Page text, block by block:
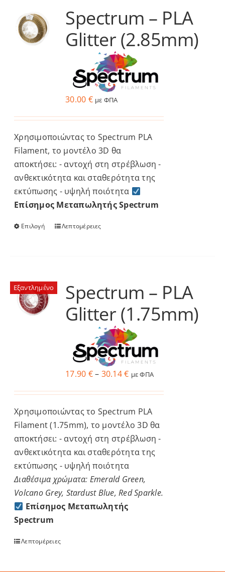
Services
Academy
Software
Blog
Επικοινωνία
Spectrum – PLA
Glitter (2.85mm)
30.00 € με ΦΠΑ
Χρησιμοποιώντας το Spectrum PLA
Filament, το μοντέλο 3D θα
αποκτήσει: - αντοχή στη στρέβλωση -
ανθεκτικότητα και σταθερότητα της
εκτύπωσης - υψηλή ποιότητα
Επίσημος Μεταπωλητής Spectrum
Επιλογή
Αυτό
πολλαπλές
παραλλαγές.
επιλογές
επιλεγούν
στη
σελίδα
προϊόντος
Λεπτομέρειες
Εξαντλημένο
Spectrum – PLA
Glitter (1.75mm)
17.90 €– 30.14€Price
through
30.14 €
με ΦΠΑ
Χρησιμοποιώντας το Spectrum PLA
Filament (1.75mm), το μοντέλο 3D θα
αποκτήσει: - αντοχή στη στρέβλωση -
ανθεκτικότητα και σταθερότητα της
εκτύπωσης - υψηλή ποιότητα
Διαθέσιμα χρώματα: Emerald Green,
Volcano Grey, Stardust Blue, Red Sparkle.
Επίσημος Μεταπωλητής
Spectrum
Λεπτομέρειες